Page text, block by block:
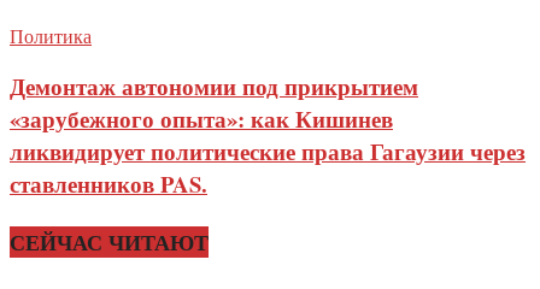
Политика
Демонтаж автономии под прикрытием
«зарубежного опыта»: как Кишинев
ликвидирует политические права Гагаузии через
ставленников PAS.
СЕЙЧАС ЧИТАЮТ